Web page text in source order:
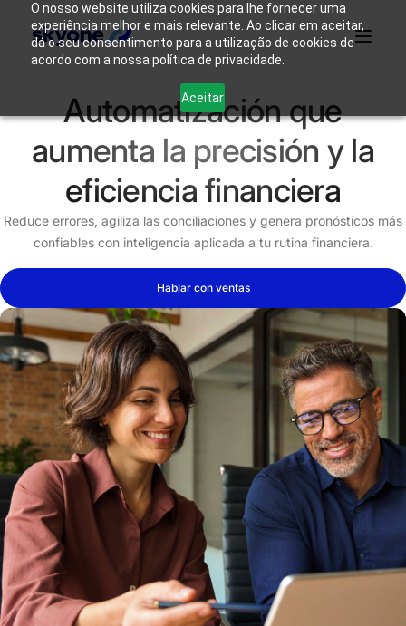
O nosso website utiliza cookies para lhe fornecer uma
experiência melhor e mais relevante. Ao clicar em aceitar,
dá o seu consentimento para a utilização de cookies de
acordo com a nossa política de privacidade.
Aceitar
Skyone?
Soluciones
somos
Acceso Contáctanos
Automatización que
aumenta la precisión y la
eficiencia financiera
Reduce errores, agiliza las conciliaciones y genera pronósticos más
confiables con inteligencia aplicada a tu rutina financiera.
Hablar con ventas